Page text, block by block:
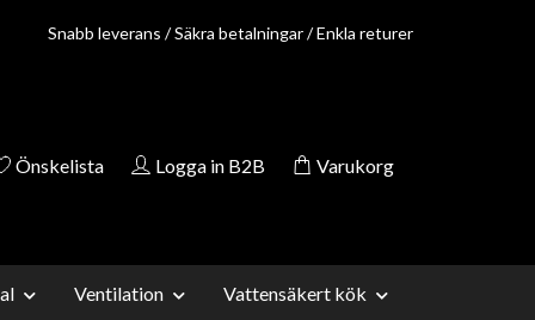
Snabb leverans / Säkra betalningar / Enkla returer
Önskelista Logga in B2B Varukorg
Ventilation
Vattensäkert kök